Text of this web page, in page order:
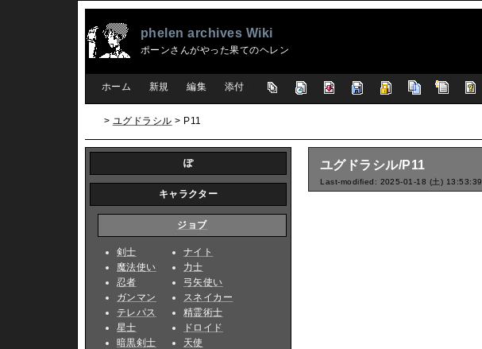
phelen archives Wiki
ポーンさんがやった果てのヘレン
ホーム 新規 編集 添付
> ユグドラシル > P11
ユグドラシル/P11
Last-modified: 2025-01-18 (土) 13:53:39
ぽ
キャラクター
ジョブ
剣士
魔法使い
忍者
ガンマン
テレパス
星士
暗黒剣士
ナイト
力士
弓矢使い
スネイカー
精霊術士
ドロイド
天使